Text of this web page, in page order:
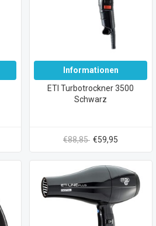
Informationen
ETI Turbotrockner 3500
Schwarz
€88,85 €59,95